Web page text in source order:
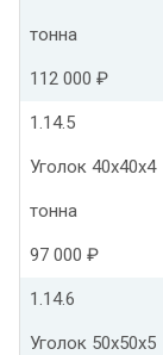
тонна
112 000 ₽
1.14.5
Уголок 40х40х4
тонна
97 000 ₽
1.14.6
Уголок 50х50х5